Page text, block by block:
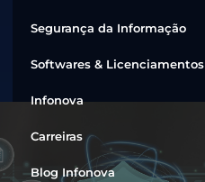
Segurança da Informação
Softwares & Licenciamentos
Infonova
Carreiras
Blog Infonova